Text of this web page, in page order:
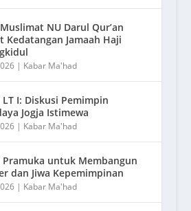
NU Darul Qur’an
Kedatangan Jamaah Haji
| Kabar Ma'had
LT I: Diskusi Pemimpin
Jogja Istimewa
| Kabar Ma'had
Pramuka untuk Membangun
dan Jiwa Kepemimpinan
| Kabar Ma'had